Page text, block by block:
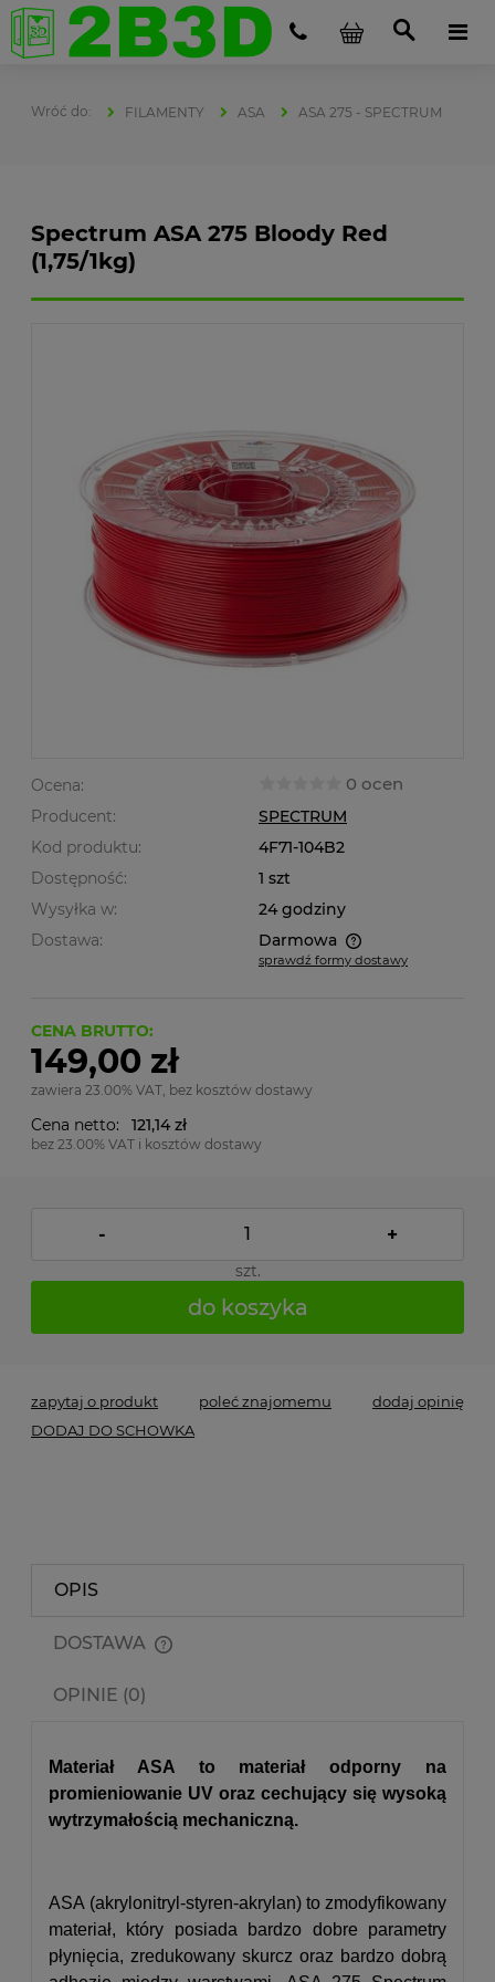
FILAMENTY ASA ASA 275 - SPECTRUM
Spectrum ASA 275 Bloody Red
(1,75/1kg)
Ocena: 0 ocen
Producent:
SPECTRUM
Kod produktu:
4F71-104B2
Dostępność:
1 szt
Wysyłka w:
24 godziny
Dostawa:
Darmowa
Cena nie zawiera ewentualnych kosztów płatności
sprawdź formy dostawy
CENA BRUTTO:
149,00 zł
zawiera 23.00% VAT, bez kosztów dostawy
Cena netto: 121,14 zł
bez 23.00% VAT i kosztów dostawy
- +
szt.
do koszyka
zapytaj o produkt poleć znajomemu
dodaj opinię
DODAJ DO SCHOWKA
OPIS
DOSTAWA
OPINIE (0)
Materiał ASA to materiał odporny na
promieniowanie UV oraz cechujący się wysoką
wytrzymałością mechaniczną.
ASA (akrylonitryl-styren-akrylan) to zmodyfikowany
materiał, który posiada bardzo dobre parametry
płynięcia, zredukowany skurcz oraz bardzo dobrą